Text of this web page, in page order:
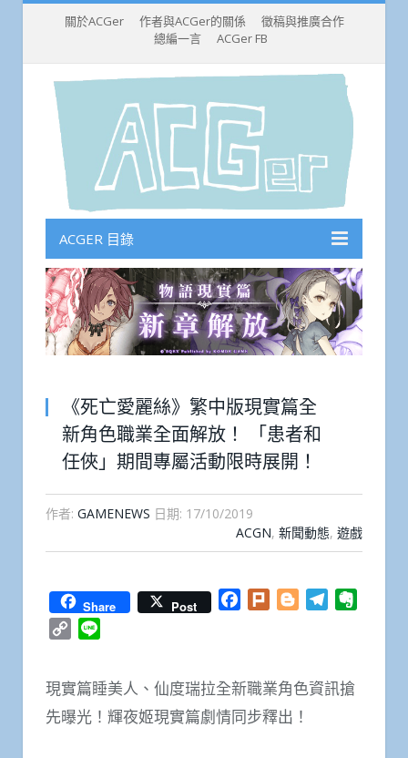
關於ACGer 作者與ACGer的關係
徵稿與推廣合作
總編一言
ACGer FB
ACGER 目錄
《死亡愛麗絲》繁中版現實篇全
新角色職業全面解放！ 「患者和
任俠」期間專屬活動限時展開！
作者: GAMENEWS 日期: 17/10/2019
ACGN, 新聞動態, 遊戲
Share Post Facebook
Plurk BloggerTelegram
Copy
現實篇睡美人、仙度瑞拉全新職業角色資訊搶
先曝光！輝夜姬現實篇劇情同步釋出！